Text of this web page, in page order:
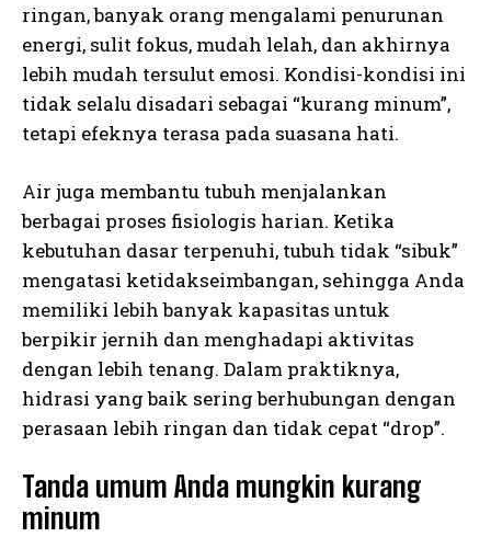
ringan, banyak orang mengalami penurunan
energi, sulit fokus, mudah lelah, dan akhirnya
lebih mudah tersulut emosi. Kondisi-kondisi ini
tidak selalu disadari sebagai “kurang minum”,
tetapi efeknya terasa pada suasana hati.
Air juga membantu tubuh menjalankan
berbagai proses fisiologis harian. Ketika
kebutuhan dasar terpenuhi, tubuh tidak “sibuk”
mengatasi ketidakseimbangan, sehingga Anda
memiliki lebih banyak kapasitas untuk
berpikir jernih dan menghadapi aktivitas
dengan lebih tenang. Dalam praktiknya,
hidrasi yang baik sering berhubungan dengan
perasaan lebih ringan dan tidak cepat “drop”.
Tanda umum Anda mungkin kurang
minum